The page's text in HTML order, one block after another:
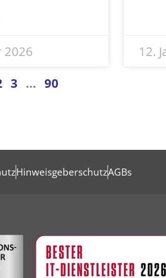
2026 12.
3 … 90
HinweisgeberschutzAGBs